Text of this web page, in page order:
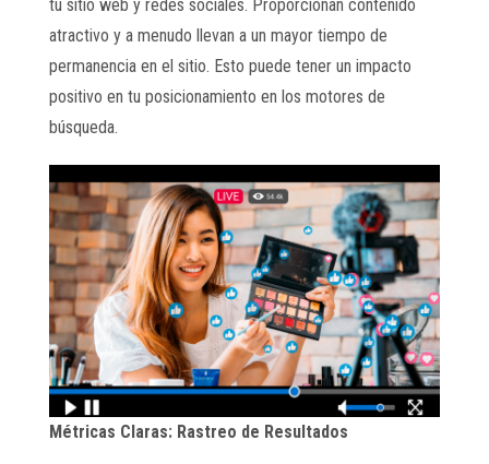
tu sitio web y redes sociales. Proporcionan contenido
atractivo y a menudo llevan a un mayor tiempo de
permanencia en el sitio. Esto puede tener un impacto
positivo en tu posicionamiento en los motores de
búsqueda.
Métricas Claras: Rastreo de Resultados